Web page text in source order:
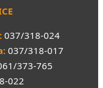
037/318-024
037/318-017
373-765
022